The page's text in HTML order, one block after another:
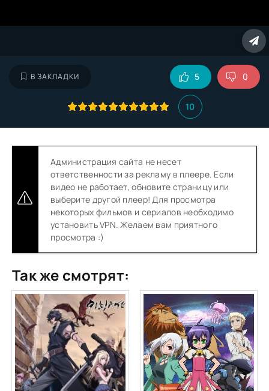
В ЗАКЛАДКИ
10
5 0
Администрация сайта не несет
ответственности за рекламу в плеере. Если
видео не работает, обновите страницу или
выберите другой плеер! Для просмотра
некоторых фильмов и сериалов необходимо
установить VPN. Желаем вам приятного
просмотра :)
Так же смотрят: